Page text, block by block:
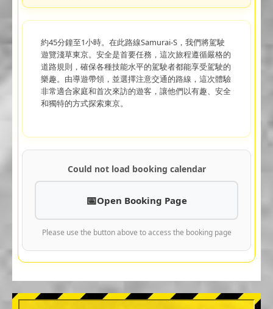
約45分鐘至1小時。在此路線Samurai-S，我們將駕駛
遊覽淺草東京。安全是首要任務，這次旅程遵循嚴格的
道路規則，確保各種技能水平的駕駛者都能享受駕駛的
樂趣。由導遊帶領，並選擇注意交通的路線，這次體驗
非常適合家庭和首次來訪的遊客，讓他們以有趣、安全
和獨特的方式探索東京。
Could not load booking calendar
Open Booking Page
Please use the button above to access the booking page